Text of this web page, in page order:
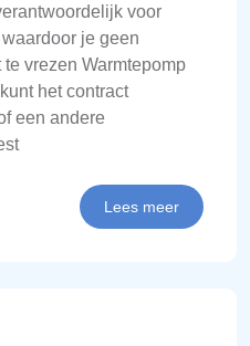
voor
je geen
vrezen Warmtepomp
het contract
een andere
Lees meer